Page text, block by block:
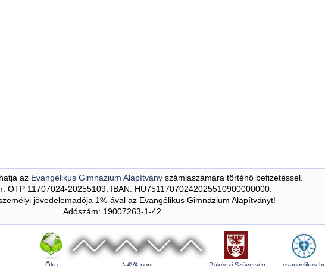
az Evangélikus Gimnázium Alapítványszámlaszámára történő befizetéssel.
OTP 11707024-20255109. IBAN: HU75117070242025510900000000.
jövedelemadója 1%-ával az Evangélikus Gimnázium Alapítványt!
Adószám: 19007263-1-42.